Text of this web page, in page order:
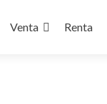
Venta Renta